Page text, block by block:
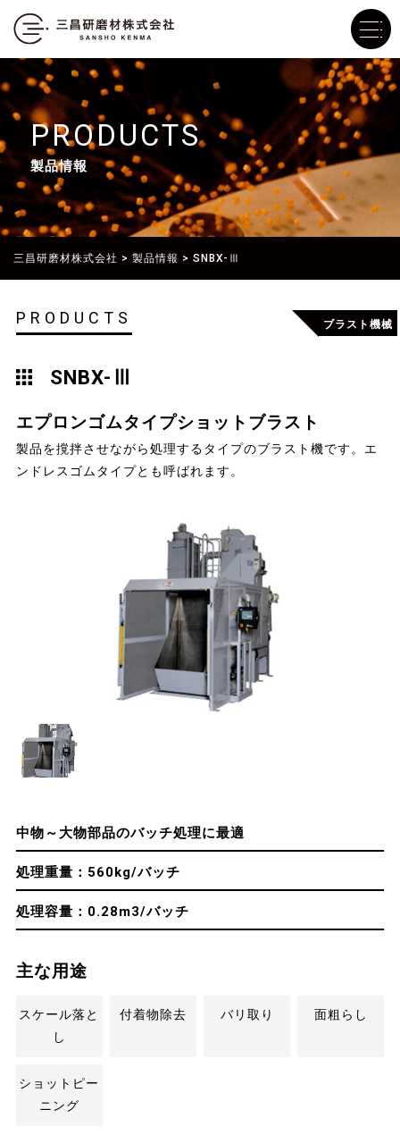
PRODUCTS
製品情報
三昌研磨材株式会社 > 製品情報 > SNBX-Ⅲ
PRODUCTS
SNBX-Ⅲ
ブラスト機械
エプロンゴムタイプショットブラスト
製品を撹拌させながら処理するタイプのブラスト機です。エ
ンドレスゴムタイプとも呼ばれます。
中物～大物部品のバッチ処理に最適
処理重量：560kg/バッチ
処理容量：0.28m3/バッチ
主な用途
スケール落と
し
付着物除去 バリ取り 面粗らし
ショットピー
ニング